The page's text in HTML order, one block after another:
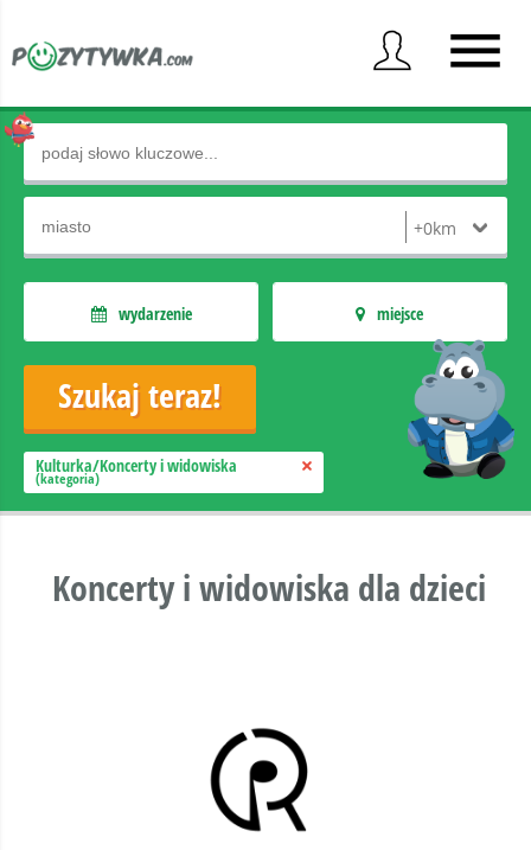
wydarzenie miejsce
Kulturka/Koncerty i widowiska
(kategoria)
Koncerty i widowiska dla dzieci